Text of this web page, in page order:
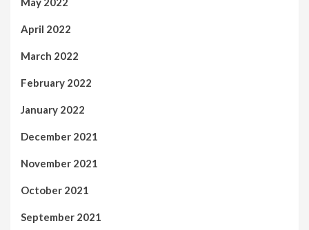
April 2022
March 2022
February 2022
January 2022
December 2021
November 2021
October 2021
September 2021